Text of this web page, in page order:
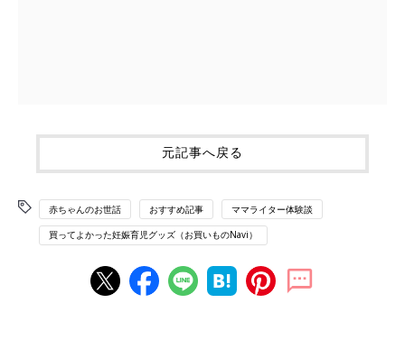
元記事へ戻る
赤ちゃんのお世話 おすすめ記事 ママライター体験談
買ってよかった妊娠育児グッズ（お買いものNavi）